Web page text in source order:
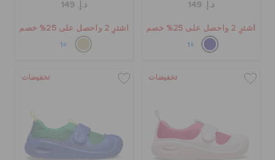
د.إ. 149
اشترِ 2 واحصل على 25% خصم
+1
د.إ. 149
اشترِ 2 واحصل على 25% خصم
+1
تخفيضات تخفيضات